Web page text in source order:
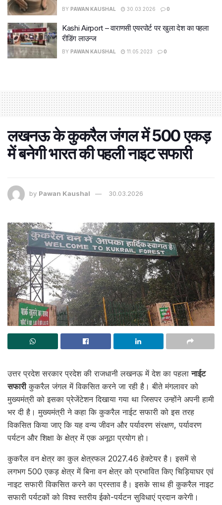
BY PAWAN KAUSHAL 30.03.2026 0
Kashi Airport – वाराणसी एयरपोर्ट पर खुला देश का पहला
रीडिंग लाउन्ज
BY PAWAN KAUSHAL 11.05.2023 0
लखनऊ के कुकरैल जंगल में 500 एकड़
में बनेगी भारत की पहली नाइट सफारी
by Pawan Kaushal 30.03.2026
उत्तर प्रदेश सरकार प्रदेश की राजधानी लखनऊ में देश का पहलानाईट
सफारीकुकरैल जंगल में विकसित करने जा रही है। बीते मंगलावर को
मुख्यमंत्री को इसका प्रेजेंटेशन दिखाया गया था जिसपर उन्होंने अपनी हामी
भर दी है। मुख्यमंत्री ने कहा कि कुकरैल नाईट सफारी को इस तरह
विकसित किया जाए कि यह वन्य जीवन और पर्यावरण संरक्षण, पर्यावरण
पर्यटन और शिक्षा के क्षेत्र में एक अनूठा प्रयोग हो।
कुकरैल वन क्षेत्र का कुल क्षेत्रफल 2027.46 हेक्टेयर है। इसमें से
लगभग 500 एकड़ क्षेत्र में बिना वन क्षेत्र को प्रभावित किए चिड़ियाघर एवं
नाइट सफारी विकसित करने का प्रस्ताव है। इसके साथ ही कुकरैल नाइट
सफारी पर्यटकों को विश्व स्तरीय ईको-पर्यटन सुविधाएं प्रदान करेगी।